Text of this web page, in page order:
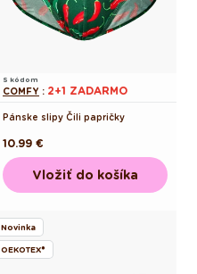
S kódom
COMFY : 2+1 ZADARMO
Pánske slipy Čili papričky
Pôvodná
cena
10.99 €
Vložiť do košíka
Novinka
OEKOTEX®